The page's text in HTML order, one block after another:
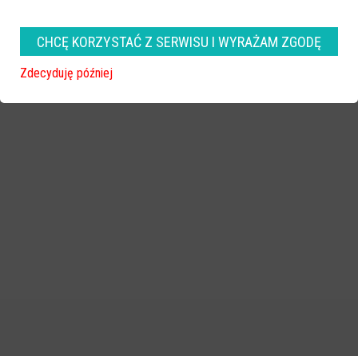
CHCĘ KORZYSTAĆ Z SERWISU I WYRAŻAM ZGODĘ
Zdecyduję później